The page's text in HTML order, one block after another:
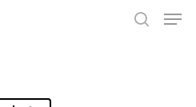
ESC to close